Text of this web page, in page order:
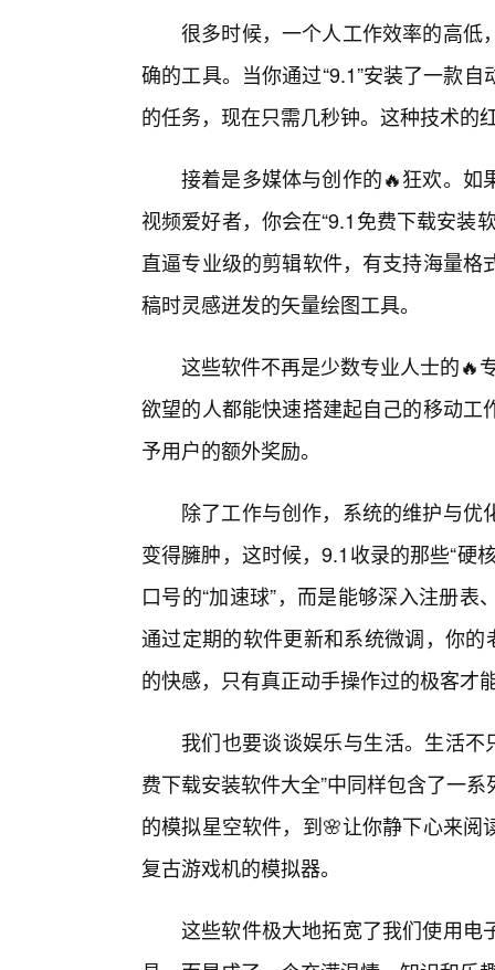
很多时候，一个人工作效率的高低
确的工具。当你通过“9.1”安装了一款
的任务，现在只需几秒钟。这种技术的
接着是多媒体与创作的🔥狂欢。如
视频爱好者，你会在“9.1免费下载安装
直逼专业级的剪辑软件，有支持海量
稿时灵感迸发的矢量绘图工具。
这些软件不再是少数专业人士的🔥
欲望的人都能快速搭建起自己的移动
予用户的额外奖励。
除了工作与创作，系统的维护与
变得臃肿，这时候，9.1收录的那些“硬
口号的“加速球”，而是能够深入注册
通过定期的软件更新和系统微调，你
的快感，只有真正动手操作过的极客才
我们也要谈谈娱乐与生活。生活
费下载安装软件大全”中同样包含了一
的模拟星空软件，到🌸让你静下心来
复古游戏机的模拟器。
这些软件极大地拓宽了我们使用电